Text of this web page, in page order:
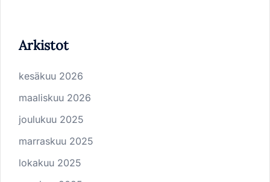
Arkistot
kesäkuu 2026
maaliskuu 2026
joulukuu 2025
marraskuu 2025
lokakuu 2025